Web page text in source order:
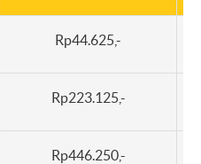
Rp44.625,-
Rp223.125,-
Rp446.250,-